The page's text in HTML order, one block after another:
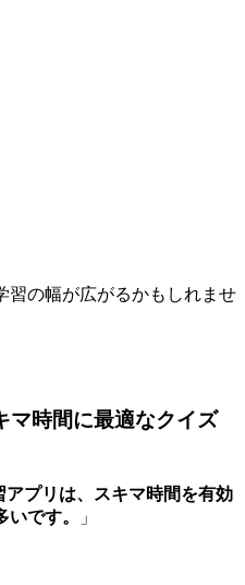
習の幅が広がるかもしれませ
時間に最適なクイズ
アプリは、スキマ時間を有効
です。
」